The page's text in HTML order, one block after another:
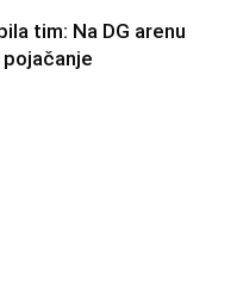
tim: Na DG arenu